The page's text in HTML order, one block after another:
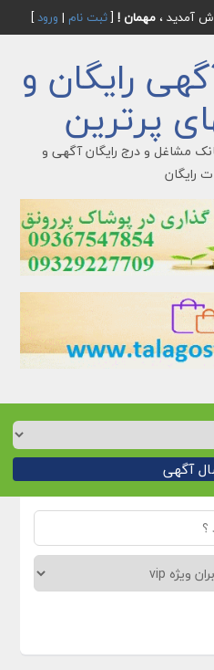
آمدید ، مهمان ![ثبت نام | ورود]
رایگان و
پرترین
مشاغل و درج رایگان آگهی و
رایگان
آگهی